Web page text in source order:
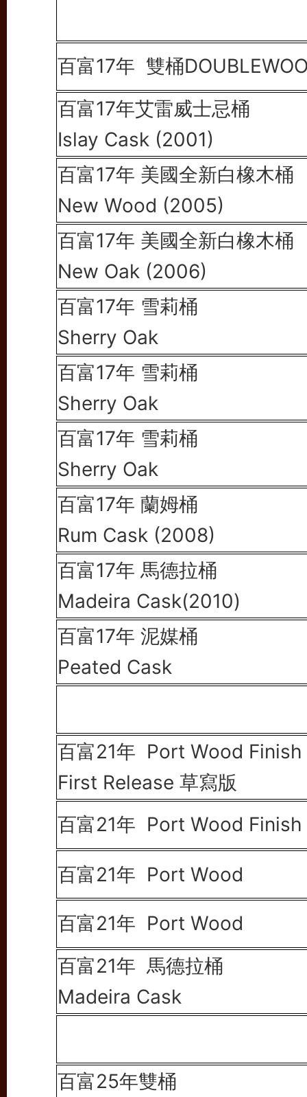
百富17年 雙桶
百富17年艾雷威士忌桶
Islay Cask (2001)
百富17年 美國全新白橡木桶
New Wood (2005)
百富17年 美國全新白橡木桶
New Oak (2006)
百富17年 雪莉桶
Sherry Oak
百富17年 雪莉桶
Sherry Oak
百富17年 雪莉桶
Sherry Oak
百富17年 蘭姆桶
Rum Cask (2008)
百富17年 馬德拉桶
Madeira Cask(2010)
百富17年 泥媒桶
Peated Cask
百富21年 Port Wood Finish
First Release 草寫版
百富21年 Port Wood Finish
百富21年 Port Wood
百富21年 Port Wood
百富21年 馬德拉桶
Madeira Cask
百富25年雙桶